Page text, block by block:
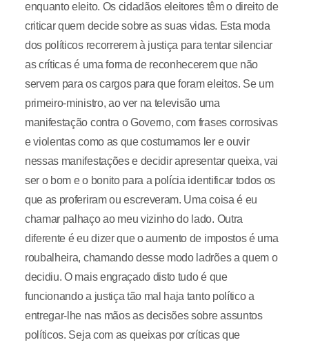
enquanto eleito. Os cidadãos eleitores têm o direito de
criticar quem decide sobre as suas vidas. Esta moda
dos políticos recorrerem à justiça para tentar silenciar
as críticas é uma forma de reconhecerem que não
servem para os cargos para que foram eleitos. Se um
primeiro-ministro, ao ver na televisão uma
manifestação contra o Governo, com frases corrosivas
e violentas como as que costumamos ler e ouvir
nessas manifestações e decidir apresentar queixa, vai
ser o bom e o bonito para a polícia identificar todos os
que as proferiram ou escreveram. Uma coisa é eu
chamar palhaço ao meu vizinho do lado. Outra
diferente é eu dizer que o aumento de impostos é uma
roubalheira, chamando desse modo ladrões a quem o
decidiu. O mais engraçado disto tudo é que
funcionando a justiça tão mal haja tanto político a
entregar-lhe nas mãos as decisões sobre assuntos
políticos. Seja com as queixas por críticas que